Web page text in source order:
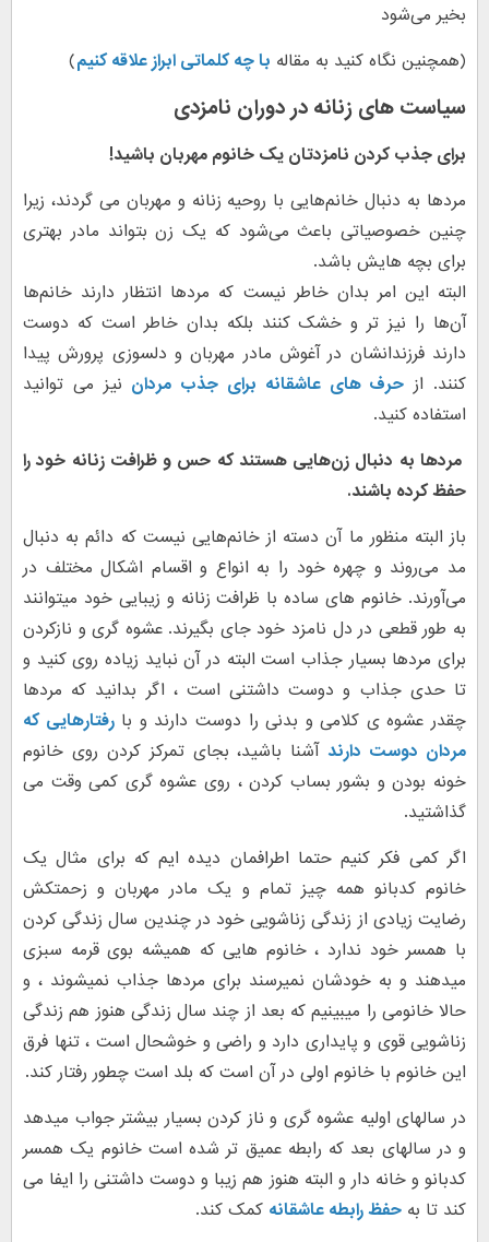
بخیر می‌شود
(همچنین نگاه کنید به مقاله با چه کلماتی ابراز علاقه کنیم)
سیاست های زنانه در دوران نامزدی
برای جذب کردن نامزدتان یک خانوم مهربان باشید!
مردها به دنبال خانم‌هایی با روحیه زنانه و مهربان می گردند، زیرا
چنین خصوصیاتی باعث می‌شود که یک زن بتواند مادر بهتری
برای بچه هایش باشد.
البته این امر بدان خاطر نیست که مردها انتظار دارند خانم‌ها
آن‌ها را نیز تر و خشک کنند بلکه بدان خاطر است که دوست
دارند فرزندانشان در آغوش مادر مهربان و دلسوزی پرورش پیدا
کنند. از حرف های عاشقانه برای جذب مردان نیز می توانید
استفاده کنید.
مردها به دنبال زن‌هایی هستند که حس و ظرافت زنانه خود را
حفظ کرده باشند.
باز البته منظور ما آن دسته از خانم‌هایی نیست که دائم به دنبال
مد می‌روند و چهره خود را به انواع و اقسام اشکال مختلف در
می‌آورند. خانوم های ساده با ظرافت زنانه و زیبایی خود میتوانند
به طور قطعی در دل نامزد خود جای بگیرند. عشوه گری و نازکردن
برای مردها بسیار جذاب است البته در آن نباید زیاده روی کنید و
تا حدی جذاب و دوست داشتنی است ، اگر بدانید که مردها
چقدر عشوه ی کلامی و بدنی را دوست دارند و بارفتارهایی که
مردان دوست دارندآشنا باشید، بجای تمرکز کردن روی خانوم
خونه بودن و بشور بساب کردن ، روی عشوه گری کمی وقت می
گذاشتید.
اگر کمی فکر کنیم حتما اطرافمان دیده ایم که برای مثال یک
خانوم کدبانو همه چیز تمام و یک مادر مهربان و زحمتکش
رضایت زیادی از زندگی زناشویی خود در چندین سال زندگی کردن
با همسر خود ندارد ، خانوم هایی که همیشه بوی قرمه سبزی
میدهند و به خودشان نمیرسند برای مردها جذاب نمیشوند ، و
حالا خانومی را میبینیم که بعد از چند سال زندگی هنوز هم زندگی
زناشویی قوی و پایداری دارد و راضی و خوشحال است ، تنها فرق
این خانوم با خانوم اولی در آن است که بلد است چطور رفتار کند.
در سالهای اولیه عشوه گری و ناز کردن بسیار بیشتر جواب میدهد
و در سالهای بعد که رابطه عمیق تر شده است خانوم یک همسر
کدبانو و خانه دار و البته هنوز هم زیبا و دوست داشتنی را ایفا می
کند تا به حفظ رابطه عاشقانه کمک کند.